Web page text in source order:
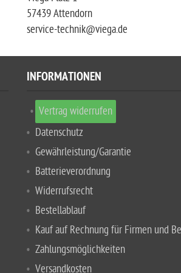
57439 Attendorn
service-technik@viega.de
INFORMATIONEN
Vertrag widerrufen
Datenschutz
Gewährleistung/Garantie
Batterieverordnung
Widerrufsrecht
Bestellablauf
Kauf auf Rechnung für Firmen und
Zahlungsmöglichkeiten
Versandkosten